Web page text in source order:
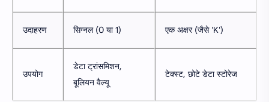
उदाहरण सिग्नल (0 या 1) एक अक्षर (जैसे 'K')
उपयोग
डेटा ट्रांसमिशन,
बूलियन वैल्यू
टेक्स्ट, छोटे डेटा स्टोरेज